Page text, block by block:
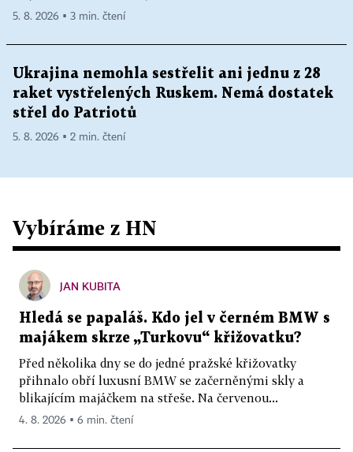
5. 8. 2026 ▪ 3 min. čtení
Ukrajina nemohla sestřelit ani jednu z 28
raket vystřelených Ruskem. Nemá dostatek
střel do Patriotů
5. 8. 2026 ▪ 2 min. čtení
Vybíráme z HN
JAN KUBITA
Hledá se papaláš. Kdo jel v černém BMW s
majákem skrze „Turkovu“ křižovatku?
Před několika dny se do jedné pražské křižovatky
přihnalo obří luxusní BMW se začerněnými skly a
blikajícím majáčkem na střeše. Na červenou...
4. 8. 2026 ▪ 6 min. čtení